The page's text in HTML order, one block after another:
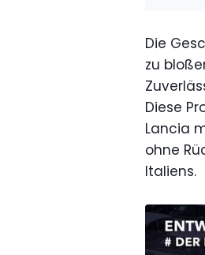
Die
zu
Diese
Lancia
ohne
Italiens.